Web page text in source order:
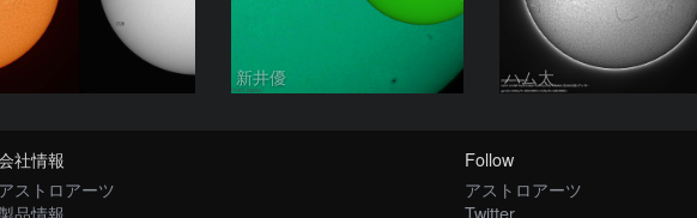
新井優 ハム太
社情報
アストロアーツ
品情報
Follow
アストロアーツ
Twitter